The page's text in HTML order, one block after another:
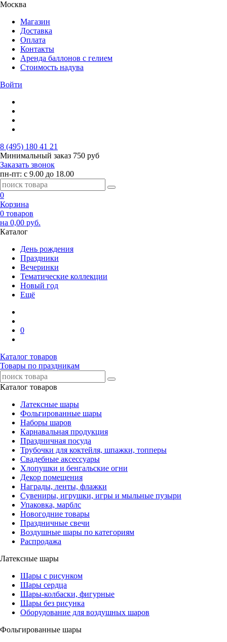
Москва
Магазин
Доставка
Оплата
Контакты
Аренда баллонов с гелием
Стоимость надува
Войти
8 (495) 180 41 21
Минимальный заказ 750 руб
Заказать звонок
пн-пт: с 9.00 до 18.00
0
Корзина
0 товаров
на 0,00 руб.
Каталог
День рождения
Праздники
Вечеринки
Тематические коллекции
Новый год
Ещё
0
Каталог товаров
Товары по праздникам
Каталог товаров
Латексные шары
Фольгированные шары
Наборы шаров
Карнавальная продукция
Праздничная посуда
Трубочки для коктейля, шпажки, топперы
Свадебные аксессуары
Хлопушки и бенгальские огни
Декор помещения
Награды, ленты, флажки
Сувениры, игрушки, игры и мыльные пузыри
Упаковка, марблс
Новогодние товары
Праздничные свечи
Воздушные шары по категориям
Распродажа
Латексные шары
Шары с рисунком
Шары сердца
Шары-колбаски, фигурные
Шары без рисунка
Оборудование для воздушных шаров
Фольгированные шары